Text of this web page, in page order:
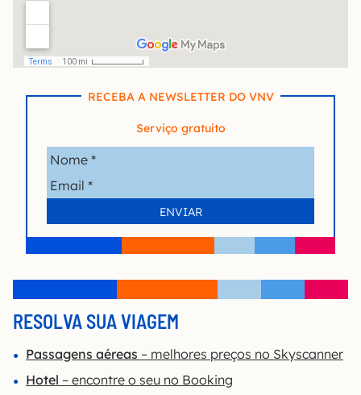
RECEBA A NEWSLETTER DO VNV
Serviço gratuito
RESOLVA SUA VIAGEM
Passagens aéreas – melhores preços no Skyscanner
Hotel – encontre o seu no Booking